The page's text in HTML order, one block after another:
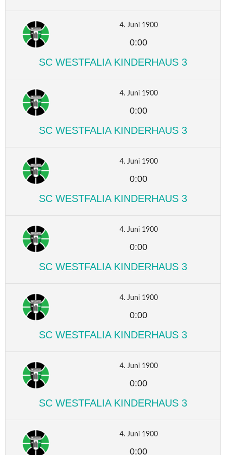
4. Juni 1900
0:00
SC WESTFALIA KINDERHAUS 3
4. Juni 1900
0:00
SC WESTFALIA KINDERHAUS 3
4. Juni 1900
0:00
SC WESTFALIA KINDERHAUS 3
4. Juni 1900
0:00
SC WESTFALIA KINDERHAUS 3
4. Juni 1900
0:00
SC WESTFALIA KINDERHAUS 3
4. Juni 1900
0:00
SC WESTFALIA KINDERHAUS 3
4. Juni 1900
0:00